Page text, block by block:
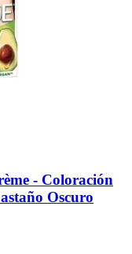
-​ Coloración
Oscuro